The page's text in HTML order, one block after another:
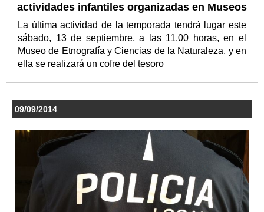
actividades infantiles organizadas en Museos
La última actividad de la temporada tendrá lugar este
sábado, 13 de septiembre, a las 11.00 horas, en el
Museo de Etnografía y Ciencias de la Naturaleza, y en
ella se realizará un cofre del tesoro
09/09/2014